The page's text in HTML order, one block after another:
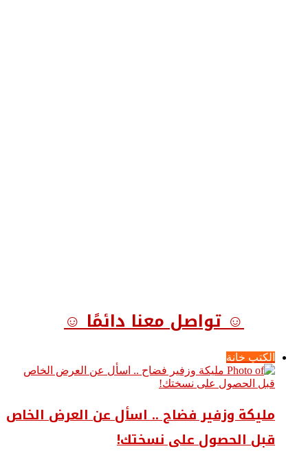
☺ تواصل معنا دائمًا ☺
الكتب خانة
مليكة وزفير فضاح .. اسأل عن العرض الخاص
قبل الحصول على نسختك!